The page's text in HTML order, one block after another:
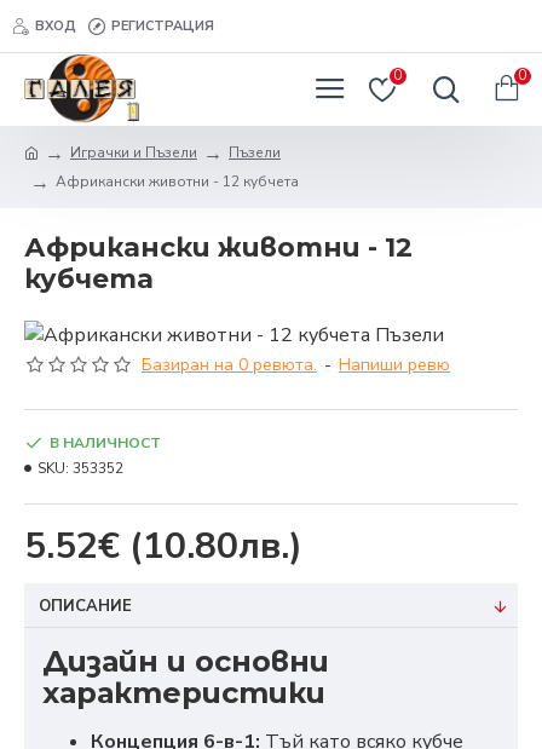
ВХОД РЕГИСТРАЦИЯ
0 0
Играчки и Пъзели
Пъзели
Африкански животни - 12 кубчета
Африкански животни - 12
кубчета
Базиран на 0 ревюта. - Напиши ревю
5.52€ (10.80лв.)
В НАЛИЧНОСТ
SKU: 353352
ОПИСАНИЕ
Дизайн и основни
характеристики
Концепция 6-в-1: Тъй като всяко кубче